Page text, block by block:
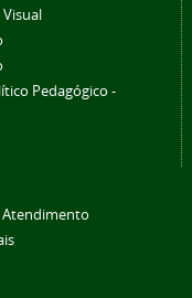
Pedagógico -